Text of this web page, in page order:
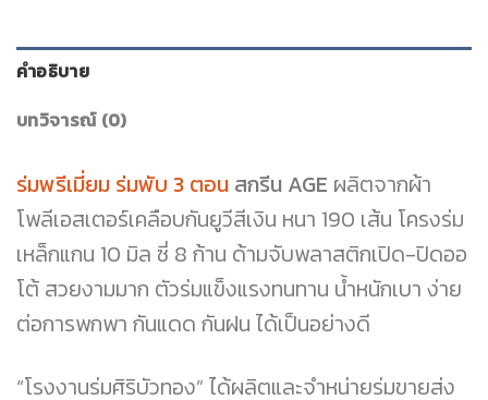
คำอธิบาย
บทวิจารณ์ (0)
ร่มพรีเมี่ยม ร่มพับ 3 ตอน สกรีน AGE ผลิตจากผ้า
โพลีเอสเตอร์เคลือบกันยูวีสีเงิน หนา 190 เส้น โครงร่ม
เหล็กแกน 10 มิล ซี่ 8 ก้าน ด้ามจับพลาสติกเปิด-ปิดออ
โต้ สวยงามมาก ตัวร่มแข็งแรงทนทาน น้ำหนักเบา ง่าย
ต่อการพกพา กันแดด กันฝน ได้เป็นอย่างดี
“โรงงานร่มศิริบัวทอง” ได้ผลิตและจำหน่ายร่มขายส่ง